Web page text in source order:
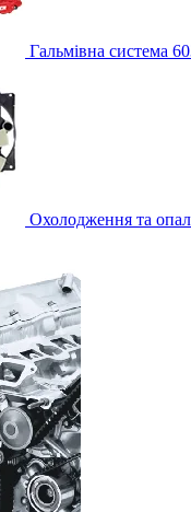
Гальмівна система
Охолодження та